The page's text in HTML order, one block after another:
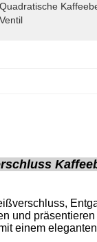
Quadratische
Ventil
und
einem